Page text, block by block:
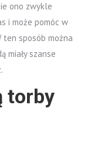
ono zwykle
i może pomóc w
ten sposób można
miały szanse
torby